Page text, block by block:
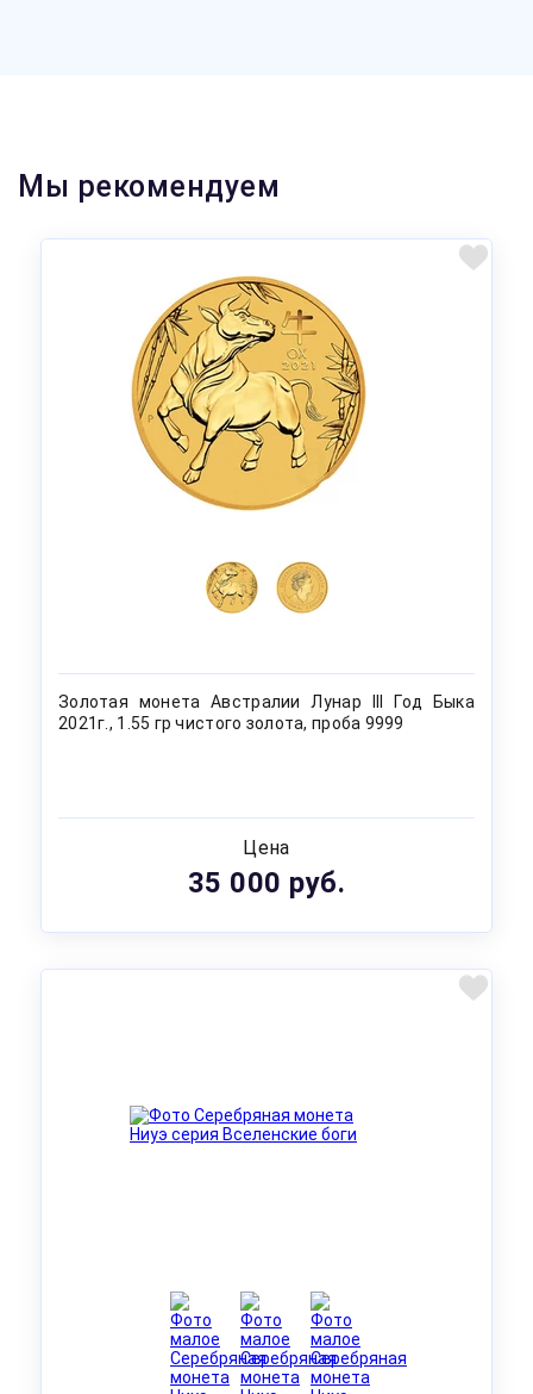
Мы рекомендуем
Золотая монета Австралии Лунар III Год Быка
2021г., 1.55 гр чистого золота, проба 9999
Цена
35 000 руб.